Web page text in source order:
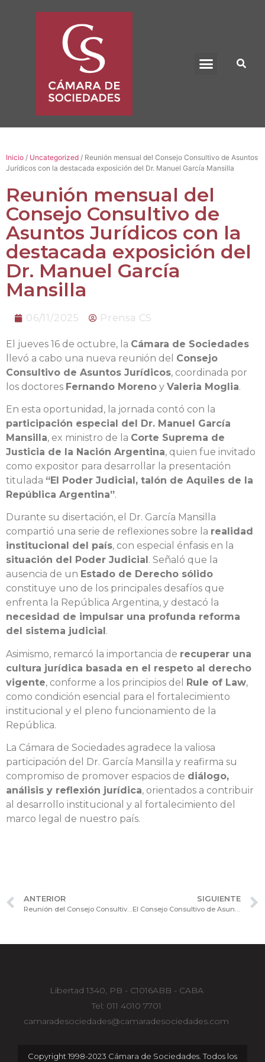
Inicio / Uncategorized / Reunión mensual del Consejo Consultivo de Asuntos
Jurídicos con la destacada exposición del Dr. Manuel García Mansilla
Reunión mensual del
Consejo Consultivo de
Asuntos Jurídicos con la
destacada exposición del
Dr. Manuel García
Mansilla
06/11/2025 Prensa CS
El jueves 16 de octubre, la Cámara de Sociedades
llevó a cabo una nueva reunión del Consejo
Consultivo de Asuntos Jurídicos, coordinada por
los doctores Fernando Moreno y Valeria Moglia.
En esta oportunidad, la jornada contó con la
participación especial del Dr. Manuel García
Mansilla, ex ministro de la Corte Suprema de
Justicia de la Nación Argentina, quien fue invitado
como expositor para desarrollar la presentación
titulada “El Poder Judicial, talón de Aquiles de la
República Argentina”.
Durante su disertación, el Dr. García Mansilla
compartió una serie de reflexiones sobre la realidad
institucional del país, con especial énfasis en la
situación del Poder Judicial . Señaló que la
ausencia de un Estado de Derecho sólido
constituye uno de los principales desafíos que
enfrenta la República Argentina, y destacó la
necesidad de impulsar una profunda reforma
del sistema judicial .
Asimismo, remarcó la importancia de recuperar una
cultura jurídica basada en el respeto al derecho
vigente, conforme a los principios del Rule of Law,
como condición esencial para el fortalecimiento
institucional y el pleno funcionamiento de la
República.
La Cámara de Sociedades agradece la valiosa
participación del Dr. García Mansilla y reafirma su
compromiso de promover espacios de diálogo,
análisis y reflexión jurídica, orientados a contribuir
al desarrollo institucional y al fortalecimiento del
marco legal de nuestro país.
ANTERIOR
Reunión del Consejo Consultivo de Procesos y Tecnologías con la participación de Genneia
SIGUIENTE
El Consejo Consultivo de Asuntos Contables analizó la implementación de la NUA (RT 54)
Libertad 1340, PB - C1016ABB - CABA
Tel: 011 4010 7701
camaradesociedades@camaradesociedades.com
Copyright 1998-2023 Cámara de Sociedades. Todos los